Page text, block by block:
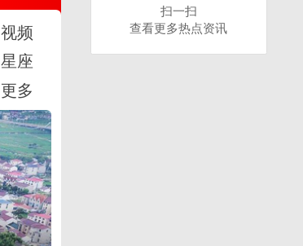
视频
星座
更多
扫一扫
查看更多热点资讯
扫一扫
查看更多热点资讯